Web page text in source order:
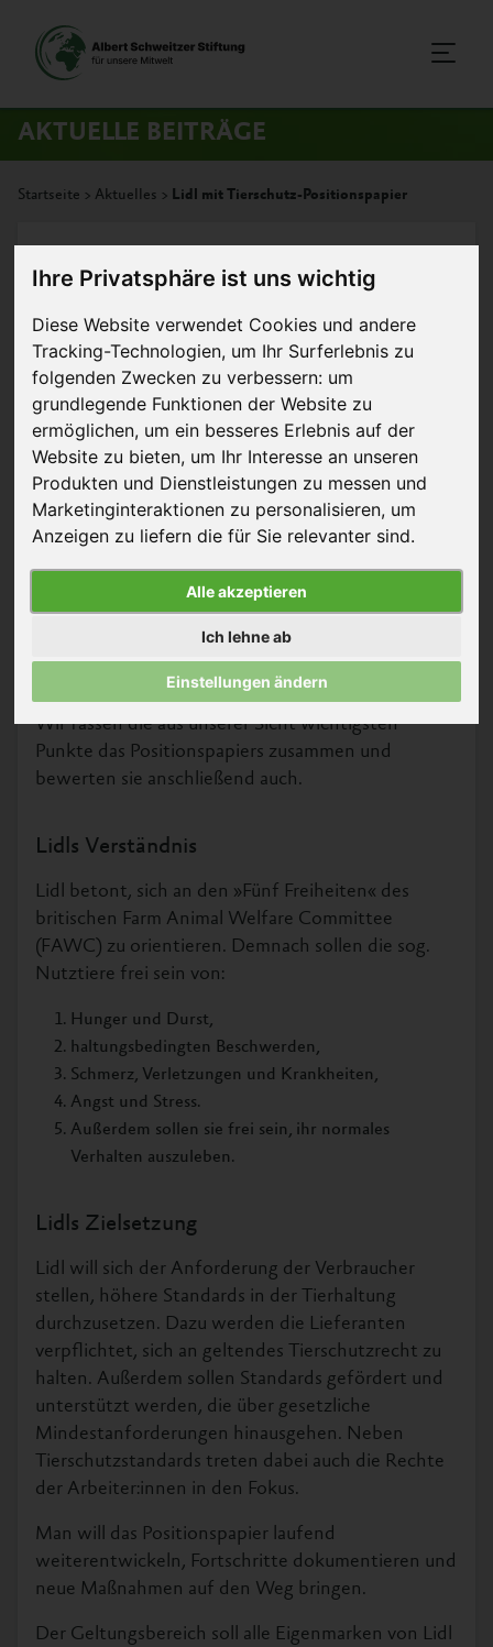
Ihre Privatsphäre ist uns wichtig
Diese Website verwendet Cookies und andere
Tracking-Technologien, um Ihr Surferlebnis zu
folgenden Zwecken zu verbessern: um
grundlegende Funktionen der Website zu
ermöglichen, um ein besseres Erlebnis auf der
Website zu bieten, um Ihr Interesse an unseren
Produkten und Dienstleistungen zu messen und
Marketinginteraktionen zu personalisieren, um
Anzeigen zu liefern die für Sie relevanter sind.
Alle akzeptieren
Ich lehne ab
Einstellungen ändern
AKTUELLE BEITRÄGE
Startseite > Aktuelles > Lidl mit Tierschutz-Positionspapier
Lidl mit Tierschutz-
Positionspapier
Lidl hat vor Kurzem
sein »Positionspapier
für den nachhaltigen
Einkauf tierischer
»Unsere Position« gliedert.
Wir fassen die aus unserer Sicht wichtigsten
Punkte das Positionspapiers zusammen und
bewerten sie anschließend auch.
Lidls Verständnis
Lidl betont, sich an den »Fünf Freiheiten« des
britischen Farm Animal Welfare Committee
(FAWC) zu orientieren. Demnach sollen die sog.
Nutztiere frei sein von:
Hunger und Durst,
haltungsbedingten Beschwerden,
Schmerz, Verletzungen und Krankheiten,
Angst und Stress.
Außerdem sollen sie frei sein, ihr normales
Verhalten auszuleben.
Lidls Zielsetzung
Lidl will sich der Anforderung der Verbraucher
stellen, höhere Standards in der Tierhaltung
durchzusetzen. Dazu werden die Lieferanten
verpflichtet, sich an geltendes Tierschutzrecht zu
halten. Außerdem sollen Standards gefördert und
unterstützt werden, die über gesetzliche
Mindestanforderungen hinausgehen. Neben
Tierschutzstandards treten dabei auch die Rechte
der Arbeiter:innen in den Fokus.
Man will das Positionspapier laufend
weiterentwickeln, Fortschritte dokumentieren und
neue Maßnahmen auf den Weg bringen.
Der Geltungsbereich soll alle Eigenmarken von Lidl